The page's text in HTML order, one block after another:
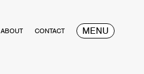
ABOUT CONTACT MENU